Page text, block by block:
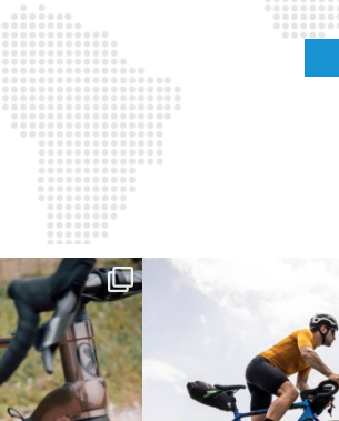
pensata per affrontare
...
0
Parte dalla strada, continua
2